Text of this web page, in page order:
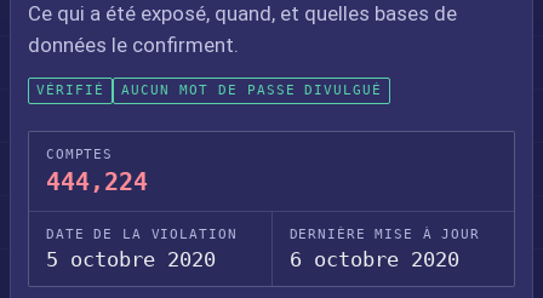
Ce qui a été exposé, quand, et quelles bases de
données le confirment.
VÉRIFIÉ AUCUN MOT DE PASSE DIVULGUÉ
COMPTES
444,224
DATE DE LA VIOLATION
5 octobre 2020
DERNIÈRE MISE À JOUR
6 octobre 2020